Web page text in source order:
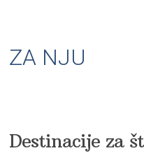
ZA NJU
Destinacije za